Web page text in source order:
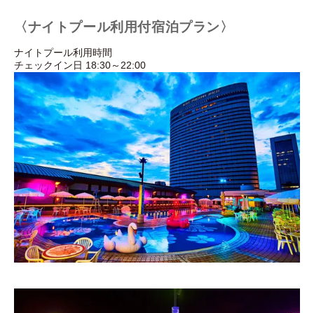
〈ナイトプール利用付宿泊プラン〉
ナイトプール利用時間
チェックイン日 18:30～22:00